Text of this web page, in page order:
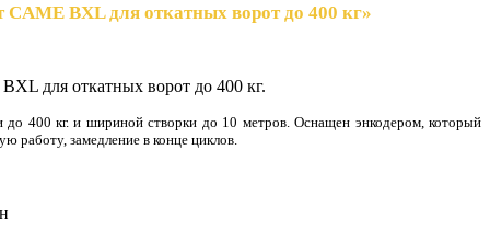
BXL для откатных ворот до 400 кг»
для откатных ворот до 400 кг.
до 400 кг. и шириной створки до 10 метров. Оснащен энкодером, который
работу, замедление в конце циклов.